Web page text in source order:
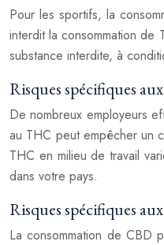
Pour les sportifs, la
interdit la consommation de
substance interdite, à
Risques spécifiques
De nombreux employeurs
au THC peut empêcher un
THC en milieu de travail
dans votre pays.
Risques spécifiques
La consommation de CBD